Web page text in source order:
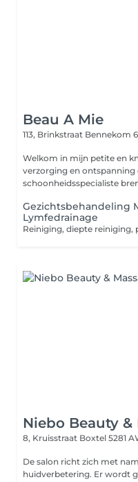
Beau A Mie
113, Brinkstraat Bennekom
Welkom in mijn petite en
verzorging en ontspanning
schoonheidsspecialiste
Gezichtsbehandeling
Lymfedrainage
Niebo Beauty &
8, Kruisstraat Boxtel 5281
De salon richt zich met
huidverbetering. Er wordt